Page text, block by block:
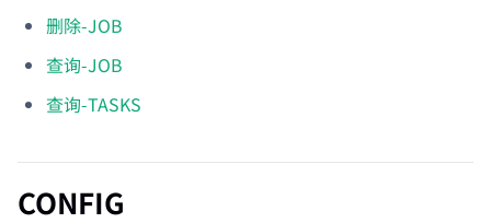
删除-JOB
查询-JOB
查询-TASKS
CONFIG